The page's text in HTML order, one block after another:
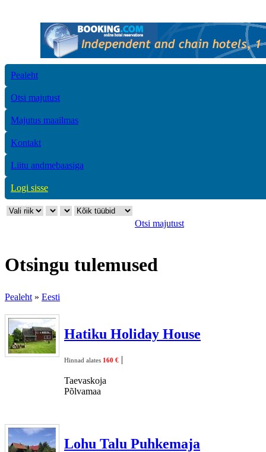
Pealeht
Otsi majutust
Majutus maailmas
Kontakt
Liitu andmebaasiga
Logi sisse
Otsi majutust
Otsingu tulemused
Pealeht » Eesti
Hatiku Holiday House
Hinnad alates 160 € |
Taevaskoja
Põlvamaa
Lohu Talu Puhkemaja